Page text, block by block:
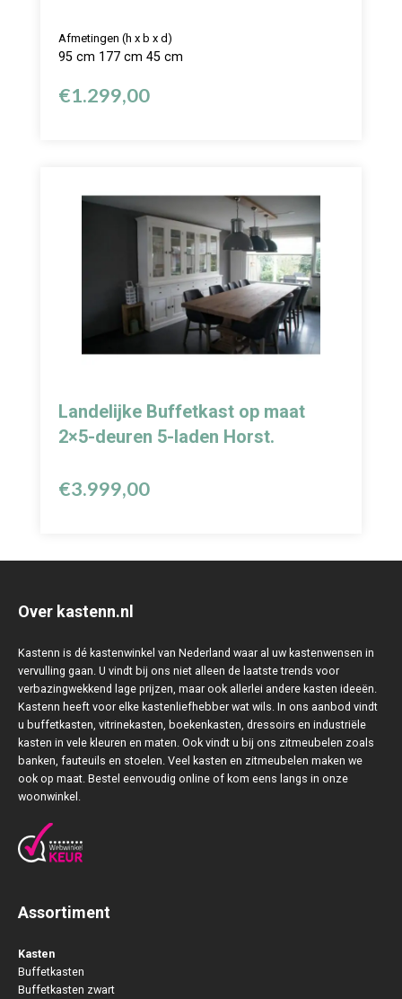
Afmetingen (h x b x d)
95 cm 177 cm 45 cm
€1.299,00
Landelijke Buffetkast op maat
2×5-deuren 5-laden Horst.
€3.999,00
Over kastenn.nl
Kastenn is dé kastenwinkel van Nederland waar al uw kastenwensen in
vervulling gaan. U vindt bij ons niet alleen de laatste trends voor
verbazingwekkend lage prijzen, maar ook allerlei andere kasten ideeën.
Kastenn heeft voor elke kastenliefhebber wat wils. In ons aanbod vindt
u buffetkasten, vitrinekasten, boekenkasten, dressoirs en industriële
kasten in vele kleuren en maten. Ook vindt u bij ons zitmeubelen zoals
banken, fauteuils en stoelen. Veel kasten en zitmeubelen maken we
ook op maat. Bestel eenvoudig online of kom eens langs in onze
woonwinkel.
Assortiment
Kasten
Buffetkasten
Buffetkasten zwart